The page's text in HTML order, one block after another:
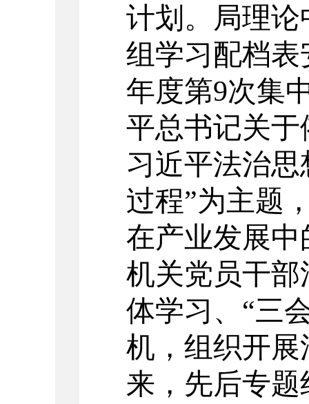
计划。局理论
组学习配档表
年度第9次集
平总书记关
习近平法治
过程”为主题
在产业发展
机关党员干
体学习、 “三
机，组织开
来，先后专